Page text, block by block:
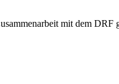
mit dem DRF